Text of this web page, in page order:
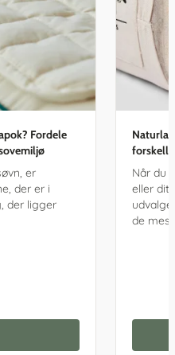
Fordele
er
der er i
der ligger
Når du
eller dit
de